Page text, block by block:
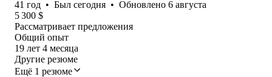
41 год • Был сегодня • Обновлено 6 августа
5 300 $
Рассматривает предложения
Общий опыт
19 лет 4 месяца
Другие резюме
Ещё 1 резюме